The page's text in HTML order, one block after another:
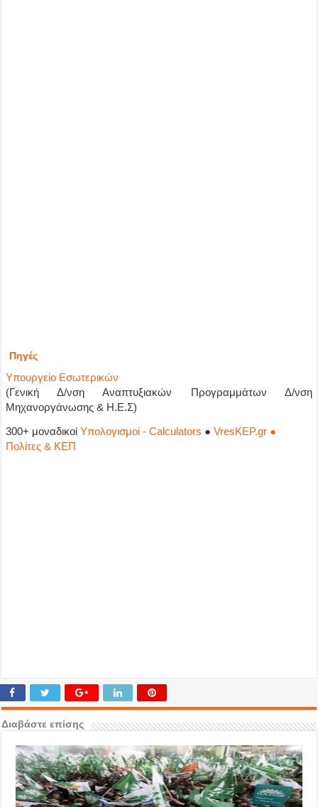
Πηγές
Υπουργείο Εσωτερικών
(Γενική Δ/νση Αναπτυξιακών Προγραμμάτων Δ/νση
Μηχανοργάνωσης & Η.Ε.Σ)
300+ μοναδικοίΥπολογισμοί - Calculators ●VresKEP.gr ●
Πολίτες & ΚΕΠ
Διαβάστε επίσης